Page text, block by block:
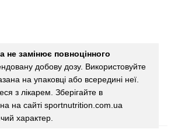
не замінює повноцінного
добову дозу. Використовуйте
на упаковці або всередині неї.
з лікарем. Зберігайте в
на сайті sportnutrition.com.ua
характер.